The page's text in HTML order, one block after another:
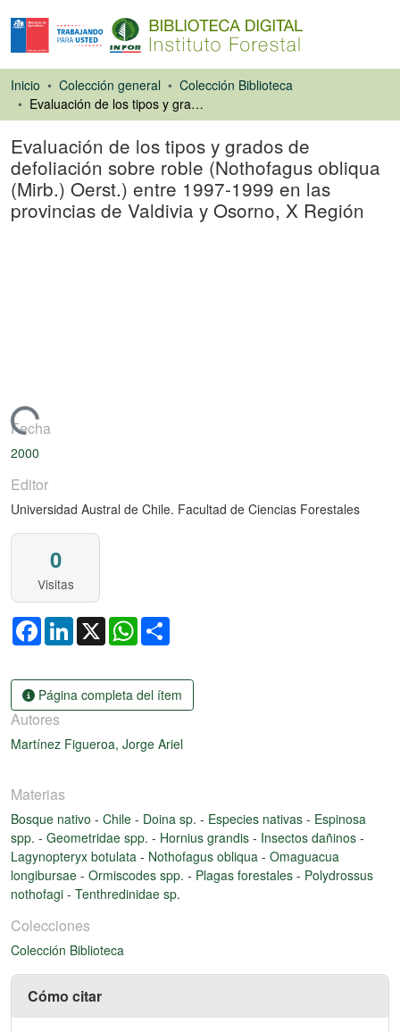
Inicio Colección general
Colección Biblioteca
Evaluación de los tipos y grados de defoliación sobre roble (Nothofagus obliqua (Mirb.) Oerst.) entre 1997-1999 en las provincias de Valdivia y Osorno, X Región
Evaluación de los tipos y grados de
defoliación sobre roble (Nothofagus obliqua
(Mirb.) Oerst.) entre 1997-1999 en las
provincias de Valdivia y Osorno, X Región
Fecha
2000
Editor
Universidad Austral de Chile. Facultad de Ciencias Forestales
0
Visitas
FacebookLinkedIn
X WhatsApp
Página completa del ítem
Autores
Martínez Figueroa, Jorge Ariel
Materias
Bosque nativo - Chile - Doina sp. - Especies nativas - Espinosa
spp. - Geometridae spp. - Hornius grandis - Insectos dañinos -
Lagynopteryx botulata - Nothofagus obliqua - Omaguacua
longibursae - Ormiscodes spp. - Plagas forestales - Polydrossus
nothofagi - Tenthredinidae sp.
Colecciones
Colección Biblioteca
Cómo citar